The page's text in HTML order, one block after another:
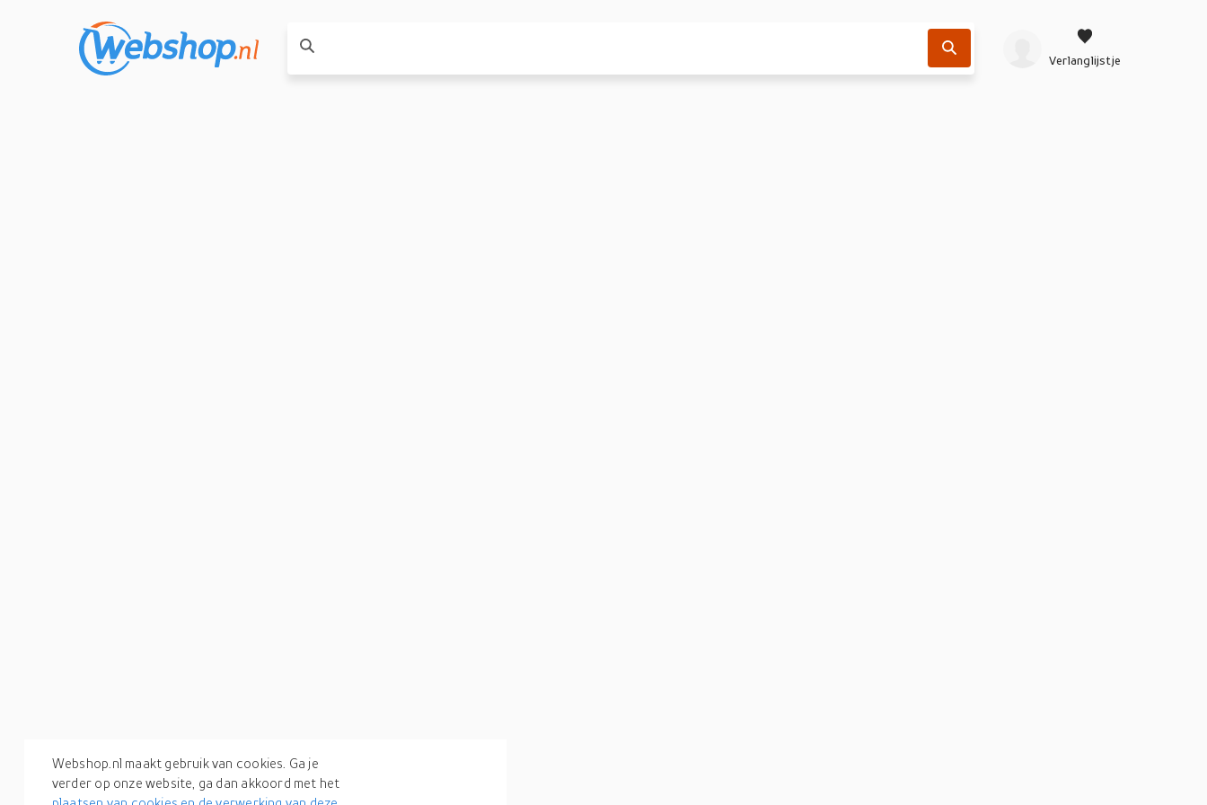
Verlanglijstje
Webshop.nl maakt gebruik van cookies. Ga je
verder op onze website, ga dan akkoord met het